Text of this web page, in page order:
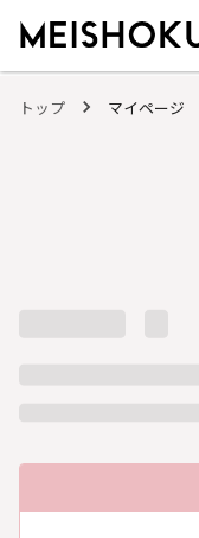
トップ マイページ